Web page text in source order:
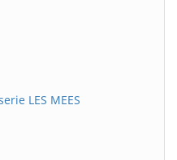
LES MEES